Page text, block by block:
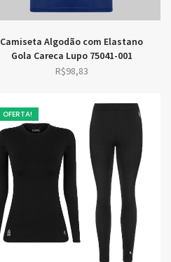
Camiseta Algodão com Elastano
Gola Careca Lupo 75041-001
R$98,83
OFERTA!